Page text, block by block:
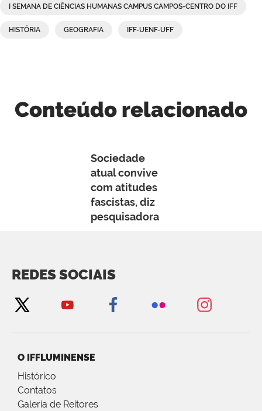
I SEMANA DE CIÊNCIAS HUMANAS CAMPUS CAMPOS-CENTRO DO IFF
HISTÓRIA GEOGRAFIA IFF-UENF-UFF
Conteúdo relacionado
Sociedade
atual convive
com atitudes
fascistas, diz
pesquisadora
REDES SOCIAIS
O IFFLUMINENSE
Histórico
Contatos
Galeria de Reitores